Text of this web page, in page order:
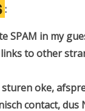
:
SPAM in my
to other
sturen oke,
contact, dus